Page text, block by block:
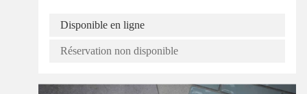
Disponible en ligne
Réservation non disponible